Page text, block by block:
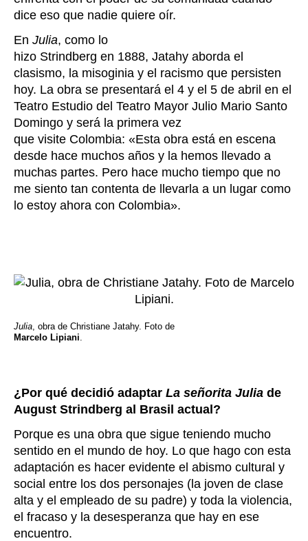
dice eso que nadie quiere oír.
En Julia, como lo
hizo Strindberg en 1888, Jatahy aborda el
clasismo, la misoginia y el racismo que persisten
hoy. La obra se presentará el 4 y el 5 de abril en el
Teatro Estudio del Teatro Mayor Julio Mario Santo
Domingo y será la primera vez
que visite Colombia: «Esta obra está en escena
desde hace muchos años y la hemos llevado a
muchas partes. Pero hace mucho tiempo que no
me siento tan contenta de llevarla a un lugar como
lo estoy ahora con Colombia».
Julia , obra de Christiane Jatahy. Foto de
Marcelo Lipiani
¿Por qué decidió adaptar La señorita Julia de
August Strindberg al Brasil actual?
Porque es una obra que sigue teniendo mucho
sentido en el mundo de hoy. Lo que hago con esta
adaptación es hacer evidente el abismo cultural y
social entre los dos personajes (la joven de clase
alta y el empleado de su padre) y toda la violencia,
el fracaso y la desesperanza que hay en ese
encuentro.